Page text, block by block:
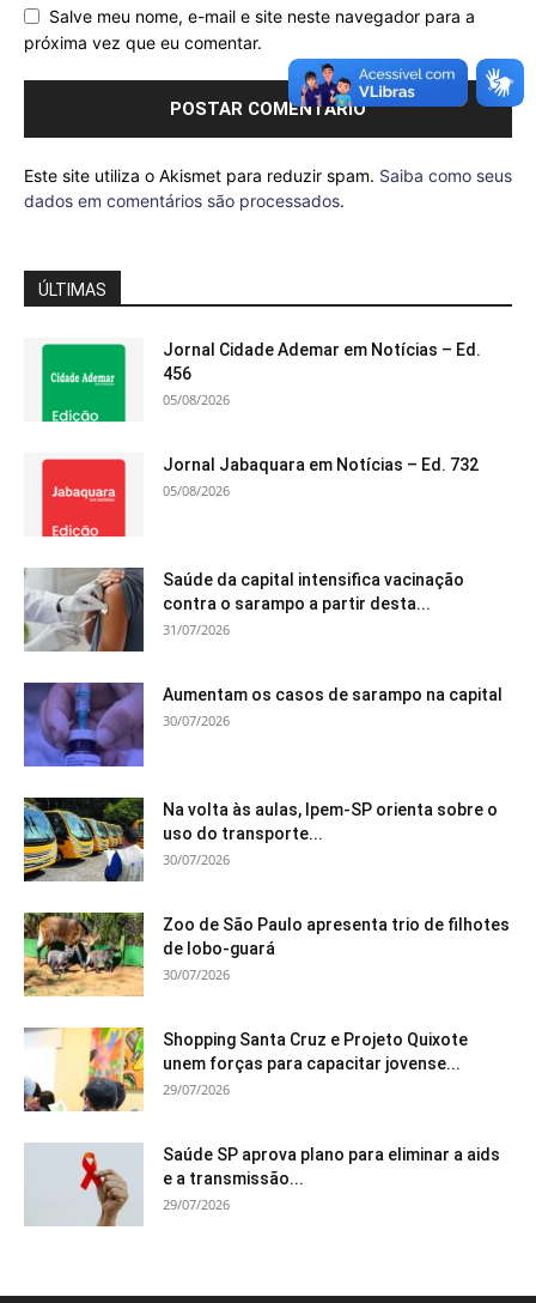
Salve meu nome, e-mail e site neste navegador para a
próxima vez que eu comentar.
Este site utiliza o Akismet para reduzir spam. Saiba como seus
dados em comentários são processados.
ÚLTIMAS
Jornal Cidade Ademar em Notícias – Ed.
456
05/08/2026
Jornal Jabaquara em Notícias – Ed. 732
05/08/2026
Saúde da capital intensifica vacinação
contra o sarampo a partir desta...
31/07/2026
Aumentam os casos de sarampo na capital
30/07/2026
Na volta às aulas, Ipem-SP orienta sobre o
uso do transporte...
30/07/2026
Zoo de São Paulo apresenta trio de filhotes
de lobo-guará
30/07/2026
Shopping Santa Cruz e Projeto Quixote
unem forças para capacitar jovense...
29/07/2026
Saúde SP aprova plano para eliminar a aids
e a transmissão...
29/07/2026